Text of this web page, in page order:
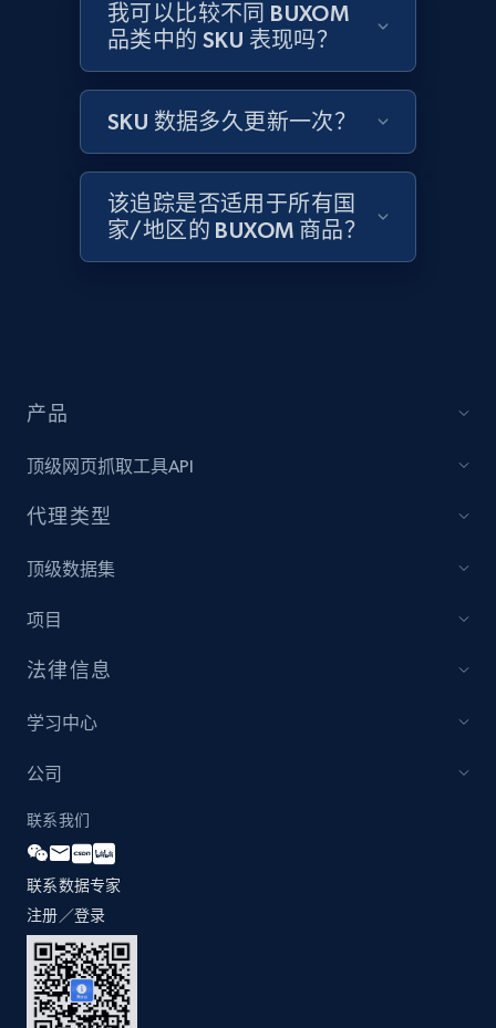
Amazon products global dataset -
Collecting products by keyword search
Title, Seller name, Brand, Description, Initial
price, Currency, Availability, Reviews count, and
more.
2.1K+ 375+ 立即开始
price, Currency, Availability, Reviews count, and
Amazon products by seller URL
Title, Seller name, Brand, Description, Initial
price, Currency, Availability, Reviews count, and
more.
Amazon products global dataset - Collect
products from Brands URLs
Title, Seller name, Brand, Description, Initial
price, Currency, Availability, Reviews count, and
more.
我可以比较不同 BUXOM
品类中的 SKU 表现吗？
SKU 数据多久更新一次？
该追踪是否适用于所有国
家/地区的 BUXOM 商品？
产品
顶级网页抓取工具API
代理类型
顶级数据集
项目
法律信息
学习中心
公司
联系我们
联系数据专家
注册／登录